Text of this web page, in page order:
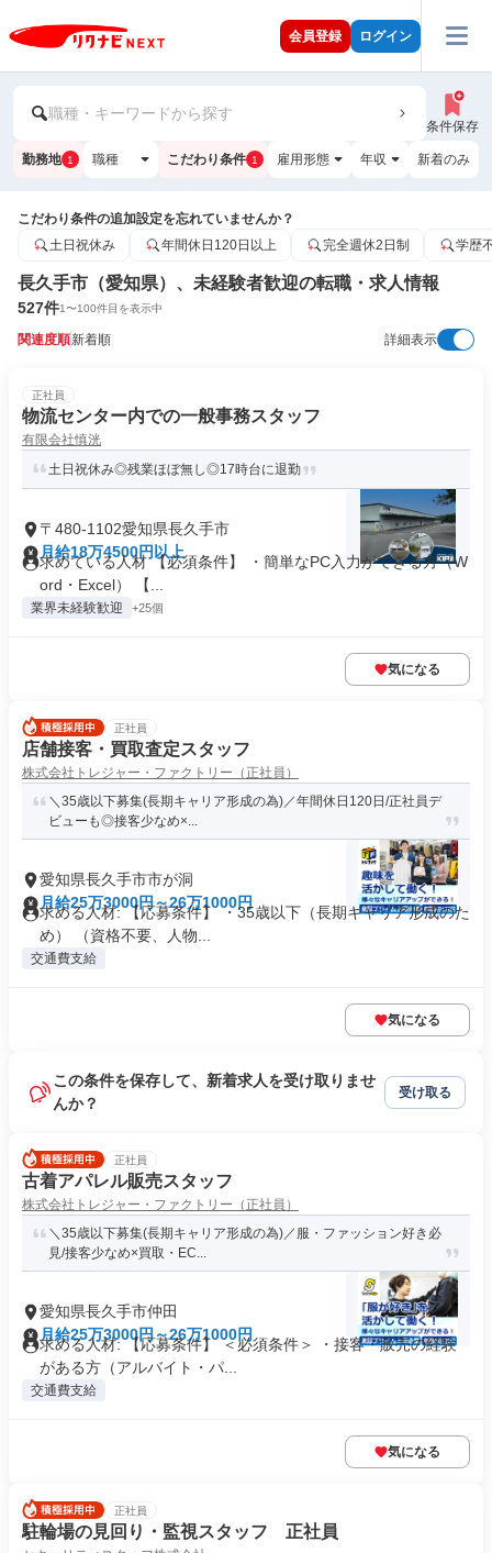
会員登録 ログイン
職種・キーワードから探す
条件保存
勤務地 1 職種 こだわり条件 1 雇用形態 年収 新着のみ
こだわり条件の追加設定を忘れていませんか？
土日祝休み
年間休日120日以上 完全週休2日制 学歴
長久手市（愛知県）、未経験者歓迎の転職・求人情報
527件1〜100件目を表示中
関連度順新着順 詳細表示
正社員
物流センター内での一般事務スタッフ
有限会社慎洸
土日祝休み◎残業ほぼ無し◎17時台に退勤
〒480-1102愛知県長久手市
月給18万4500円以上
求めている人材 【必須条件】 ・簡単なPC入力ができる方（W
ord・Excel） 【...
業界未経験歓迎 +25個
気になる
正社員
店舗接客・買取査定スタッフ
株式会社トレジャー・ファクトリー（正社員）
＼35歳以下募集(長期キャリア形成の為)／年間休日120日/正社員デ
ビューも◎接客少なめ×...
愛知県長久手市市が洞
月給25万3000円～26万1000円
求める人材: 【応募条件】 ・35歳以下（長期キャリア形成のた
め） （資格不要、人物...
交通費支給
気になる
この条件を保存して、新着求人を受け取りませ
んか？
受け取る
正社員
古着アパレル販売スタッフ
株式会社トレジャー・ファクトリー（正社員）
＼35歳以下募集(長期キャリア形成の為)／服・ファッション好き必
見/接客少なめ×買取・EC...
愛知県長久手市仲田
月給25万3000円～26万1000円
求める人材: 【応募条件】 ＜必須条件＞ ・接客・販売の経験
がある方（アルバイト・パ...
交通費支給
気になる
正社員
駐輪場の見回り・監視スタッフ 正社員